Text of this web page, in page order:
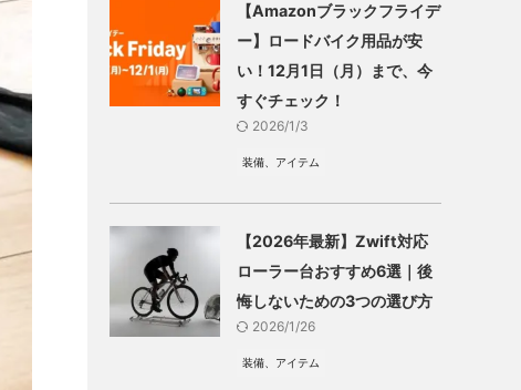
【Amazonブラックフライデ
ー】ロードバイク用品が安
い！12月1日（月）まで、今
すぐチェック！
2026/1/3
装備、アイテム
【2026年最新】Zwift対応
ローラー台おすすめ6選｜後
悔しないための3つの選び方
2026/1/26
装備、アイテム